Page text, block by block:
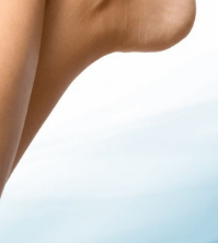
vätskeansamling i benen.
Tvättas i 30 grader.
Storleksguide:
Om din fot ligger på
större storleken om du har
Material: